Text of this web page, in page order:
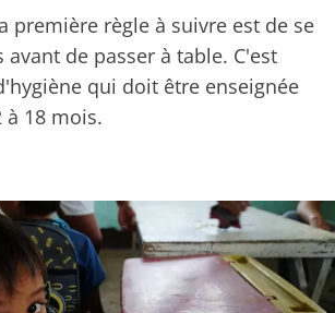
première règle à suivre est de se
avant de passer à table. C'est
qui doit être enseignée
à 18 mois.